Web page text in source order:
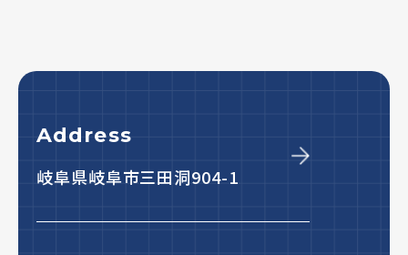
Address
岐阜県岐阜市三田洞904-1